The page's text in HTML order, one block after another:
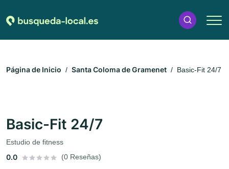
Página de Inicio Santa Coloma de Gramenet Basic-Fit 24/7
Basic-Fit 24/7
Estudio de fitness
0.0 (0 Reseñas)